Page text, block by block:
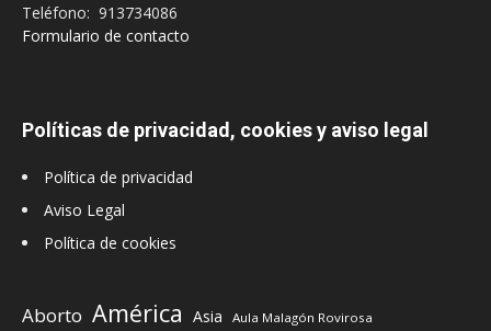
Teléfono: 913734086
Formulario de contacto
Políticas de privacidad, cookies y aviso legal
Política de privacidad
Aviso Legal
Política de cookies
Aborto América Asia Aula Malagón Rovirosa